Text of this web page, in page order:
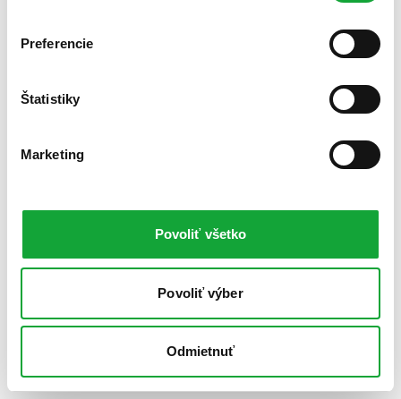
Preferencie
Štatistiky
Marketing
Povoliť všetko
Povoliť výber
Odmietnuť